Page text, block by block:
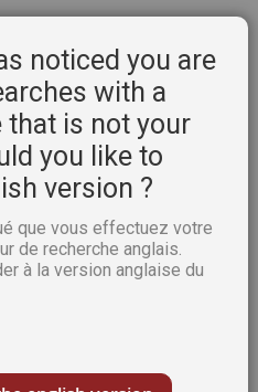
XXL
noticed you are
with a
that is not your
you like to
version ?
que vous effectuez votre
de recherche anglais.
à la version anglaise du